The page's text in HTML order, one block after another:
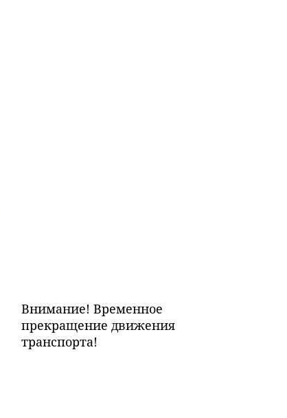
Внимание! Временное
прекращение движения
транспорта!